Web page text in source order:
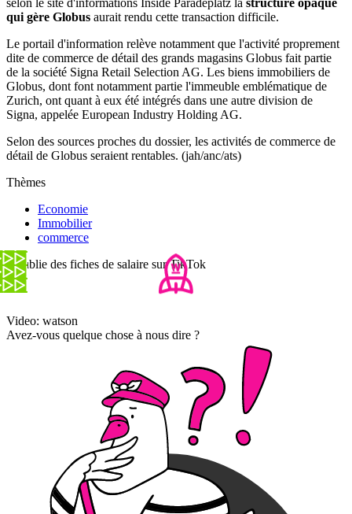
selon le site d'informations Inside Paradeplatz la structure opaque
qui gère Globus aurait rendu cette transaction difficile.
Le portail d'information relève notamment que l'activité proprement
dite de commerce de détail des grands magasins Globus fait partie
de la société Signa Retail Selection AG. Les biens immobiliers de
Globus, dont font notamment partie l'immeuble emblématique de
Zurich, ont quant à eux été intégrés dans une autre division de
Signa, appelée European Industry Holding AG.
Selon des sources proches du dossier, les activités de commerce de
détail de Globus seraient rentables. (jah/anc/ats)
Thèmes
Economie
Immobilier
commerce
Il publie des fiches de salaire sur TikTok
Video: watson
Avez-vous quelque chose à nous dire ?